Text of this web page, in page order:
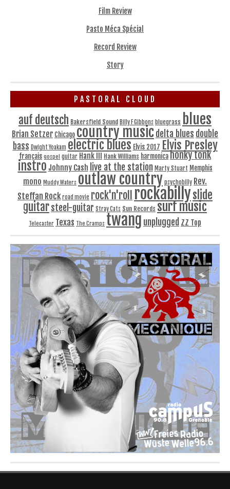
Film Review
Pasto Méca Spécial
Record Review
Story
PASTORAL CLOUD
auf deutsch Bakersfield Sound Billy F Gibbons bluegrass blues
Brian Setzer Chicago country musicdelta blues double
bass Dwight Yoakam electric blues Elvis 2017 Elvis Presley
français gospel guitar Hank III Hank Williams harmonicahonky tonk
instro Johnny Cash live at the station Marty Stuart Memphis
mono Muddy Waters outlaw country psychobilly Rev.
Steffan Rock road movie rock'n'roll rockabillyslide
guitarsteel-guitar Stray Cats Sun Records surf music
Telecaster Texas The Cramps twang unplugged ZZ Top